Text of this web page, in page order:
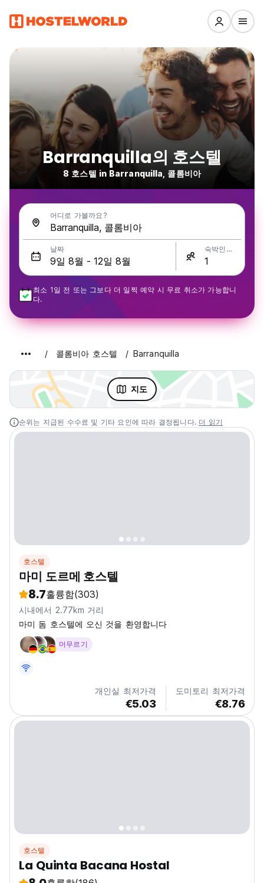
Barranquilla의 호스텔
8 호스텔 in Barranquilla, 콜롬비아
어디로 가볼까요?
날짜 숙박인원
최소 1일 전 또는 그보다 더 일찍 예약 시 무료 취소가 가능합니
다.
콜롬비아 호스텔 Barranquilla
지도
순위는 지급된 수수료 및 기타 요인에 따라 결정됩니다. 더 읽기
호스텔
마미 도르메 호스텔
8.7훌륭함(303)
시내에서 2.77km 거리
마미 돔 호스텔에 오신 것을 환영합니다
머무르기
개인실 최저가격
€5.03
도미토리 최저가격
€8.76
호스텔
La Quinta Bacana Hostal